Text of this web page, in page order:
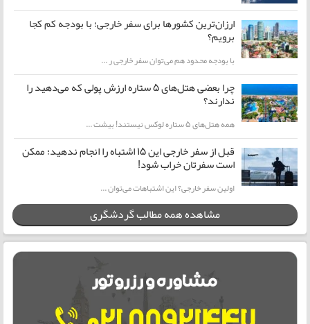
ارزان‌ترین کشورها برای سفر خارجی؛ با بودجه کم کجا
برویم؟
با بودجه محدود هم می‌توان سفر خارجی ر ...
چرا بعضی هتل‌های ۵ ستاره ارزش پولی که می‌دهید را
ندارند؟
همه هتل‌های ۵ ستاره لوکس نیستند! بیشت ...
قبل از سفر خارجی این ۱۵ اشتباه را انجام ندهید؛ ممکن
است سفرتان خراب شود!
اولین سفر خارجی؟ این اشتباهات می‌توان ...
مشاهده همه مطالب گردشگری